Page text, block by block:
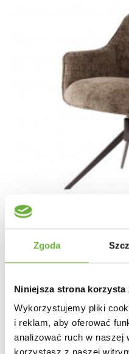
Zgoda
Niniejsza strona
Wykorzystujemy pliki
i reklam, aby oferować
analizować ruch w naszej
korzystasz z naszej
1 004,83 zł1 196,23 zł